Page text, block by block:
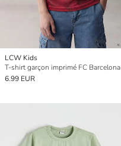
LCW Kids
T-shirt garçon imprimé FC Barcelona
6.99 EUR